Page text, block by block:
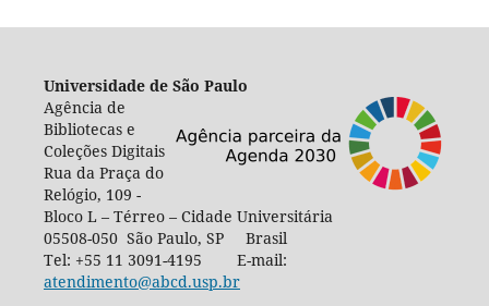
Universidade de São Paulo
Agência de
Bibliotecas e
Coleções Digitais
Rua da Praça do
Relógio, 109 -
Bloco L – Térreo – Cidade Universitária
05508-050 São Paulo, SP Brasil
Tel: +55 11 3091-4195 E-mail:
atendimento@abcd.usp.br